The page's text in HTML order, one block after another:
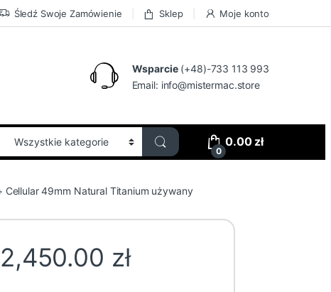
Śledź Swoje Zamówienie Sklep Moje konto
Wsparcie (+48)-733 113 993
Email: info@mistermac.store
0
0.00 zł
Cellular 49mm Natural Titanium używany
2,450.00 zł